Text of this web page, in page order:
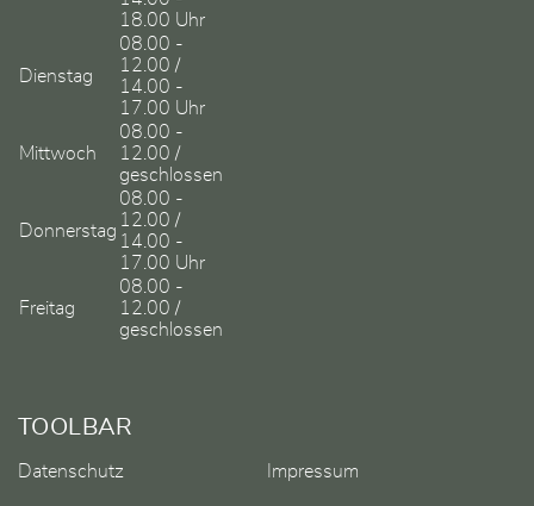
18.00 Uhr
Dienstag
08.00 -
12.00 /
14.00 -
17.00 Uhr
Mittwoch
08.00 -
12.00 /
geschlossen
Donnerstag
08.00 -
12.00 /
14.00 -
17.00 Uhr
Freitag
08.00 -
12.00 /
geschlossen
TOOLBAR
Datenschutz Impressum